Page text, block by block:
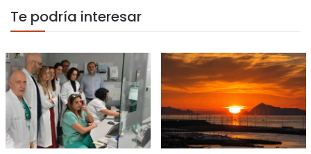
Te podría interesar